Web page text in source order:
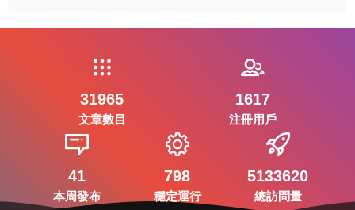
31965
文章數目
1617
注冊用戶
41
本周發布
798
穩定運行
5133620
總訪問量